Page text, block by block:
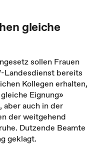
gleiche
sollen Frauen
Landesdienst bereits
Kollegen erhalten,
Eignung»
aber auch in der
der weitgehend
Dutzende Beamte
geklagt.